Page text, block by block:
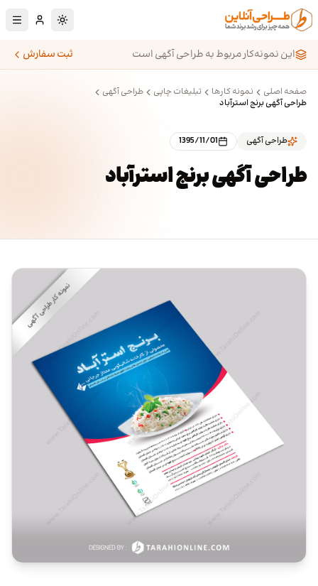
پرش به محتوای اصلی
تغییر به حالت
این نمونه‌کار مربوط به طراحی آگهی است
ثبت سفارش
صفحه اصلی نمونه کارها تبلیغات چاپی
طراحی آگهی
طراحی آگهی برنج استرآباد
طراحی آگهی 1395/11/01
طراحی آگهی برنج استرآباد